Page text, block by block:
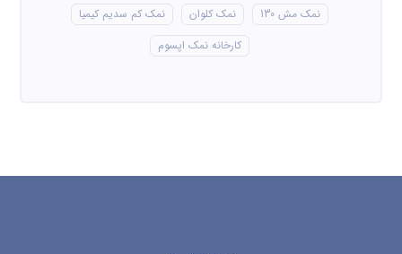
نمک مش 130
نمک کلوان
نمک کم سدیم کیمیا
کارخانه نمک اپسوم